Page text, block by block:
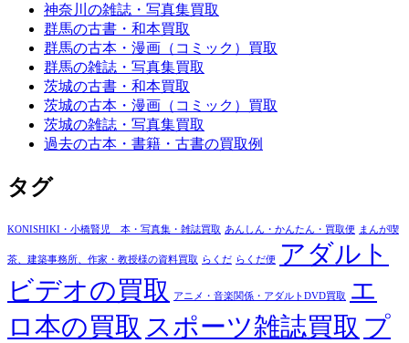
神奈川の雑誌・写真集買取
群馬の古書・和本買取
群馬の古本・漫画（コミック）買取
群馬の雑誌・写真集買取
茨城の古書・和本買取
茨城の古本・漫画（コミック）買取
茨城の雑誌・写真集買取
過去の古本・書籍・古書の買取例
タグ
KONISHIKI・小橋賢児 本・写真集・雑誌買取 あんしん・かんたん・買取便 まんが喫
茶、建築事務所、作家・教授様の資料買取 らくだ らくだ便
アダルト
ビデオの買取
アニメ・音楽関係・アダルトDVD買取
エ
ロ本の買取 スポーツ雑誌買取 プ